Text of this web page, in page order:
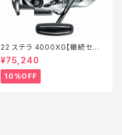
22 ステラ 4000XG【継続セー
ル_リール】【10】
¥75,240
10%OFF